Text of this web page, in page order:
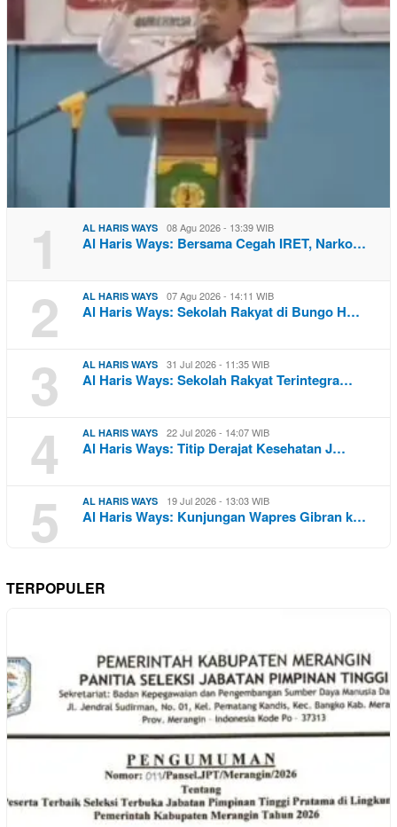
1 AL HARIS WAYS 08 Agu 2026 - 13:39 WIB
Al Haris Ways: Bersama Cegah IRET, Narko…
2 AL HARIS WAYS 07 Agu 2026 - 14:11 WIB
Al Haris Ways: Sekolah Rakyat di Bungo H…
3 AL HARIS WAYS 31 Jul 2026 - 11:35 WIB
Al Haris Ways: Sekolah Rakyat Terintegra…
4 AL HARIS WAYS 22 Jul 2026 - 14:07 WIB
Al Haris Ways: Titip Derajat Kesehatan J…
5 AL HARIS WAYS 19 Jul 2026 - 13:03 WIB
Al Haris Ways: Kunjungan Wapres Gibran k…
TERPOPULER